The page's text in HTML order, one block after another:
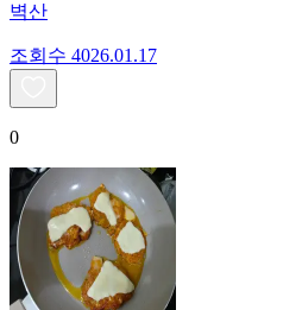
벽산
조회수 4026.01.17
0